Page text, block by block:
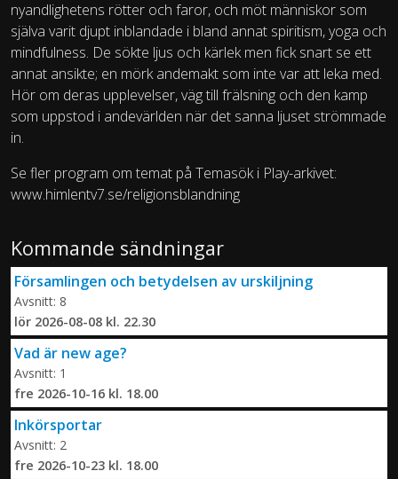
nyandlighetens rötter och faror, och möt människor som
själva varit djupt inblandade i bland annat spiritism, yoga och
mindfulness. De sökte ljus och kärlek men fick snart se ett
annat ansikte; en mörk andemakt som inte var att leka med.
Hör om deras upplevelser, väg till frälsning och den kamp
som uppstod i andevärlden när det sanna ljuset strömmade
in.
Se fler program om temat på Temasök i Play-arkivet:
www.himlentv7.se/religionsblandning
Kommande sändningar
Församlingen och betydelsen av urskiljning
Avsnitt: 8
lör 2026-08-08 kl. 22.30
Vad är new age?
Avsnitt: 1
fre 2026-10-16 kl. 18.00
Inkörsportar
Avsnitt: 2
fre 2026-10-23 kl. 18.00